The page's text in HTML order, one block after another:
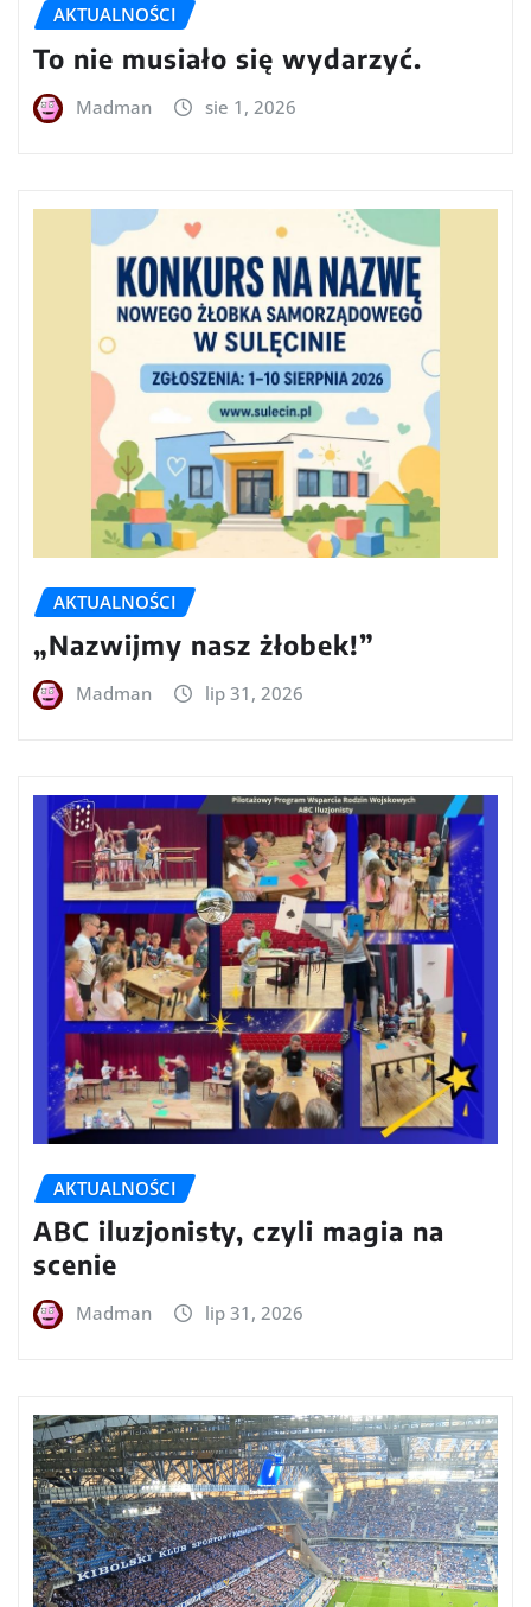
AKTUALNOŚCI
To nie musiało się wydarzyć.
Madman sie 1, 2026
AKTUALNOŚCI
„Nazwijmy nasz żłobek!”
Madman lip 31, 2026
AKTUALNOŚCI
ABC iluzjonisty, czyli magia na
scenie
Madman lip 31, 2026